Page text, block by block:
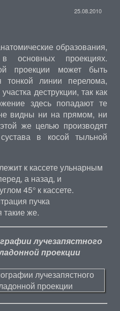
25.08.2010
образования,
проекциях.
проекции может быть
тонкой линии перелома,
деструкции, так как
здесь попадают те
видны ни на прямом, ни
же целью производят
в косой тыльной
к кассете ульнарным
а назад, и
45° к кассете.
пучка
такие же.
лучезапястного
проекции